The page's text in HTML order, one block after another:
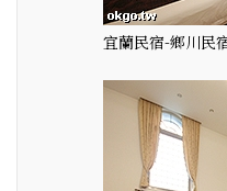
宜蘭民宿-鄉川民